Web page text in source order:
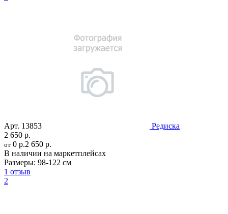
Арт. 13853
Редиска
2 650 р.
от 0 р.2 650 р.
В наличии на маркетплейсах
Размеры: 98-122 см
1 отзыв
2